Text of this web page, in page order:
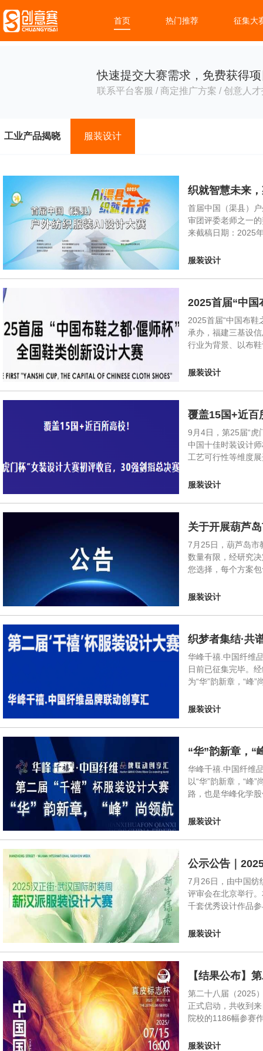
首页 热门推荐 征集大
快速提交大赛需求，免费获得
联系平台客服 / 商定推广方案 / 创意人
工业产品揭晓 服装设计
织就智慧未来
首届中国（渠县）
审团评委老师之一
来截稿日期：2025
服装设计
2025首届“中国
2025首届“中国布鞋
承办，福建三基设
行业为背景、以布
服装设计
覆盖15国+近百
9月4日，第25届“虎
中国十佳时装设计
工艺可行性等维度
服装设计
关于开展葫芦
7月25日，葫芦岛市
数量有限，经研究
您选择，每个方案
服装设计
织梦者集结·共
华峰千禧.中国纤维
日前已征集完毕。
为“华”韵新章，“峰
服装设计
“华”韵新章，“
华峰千禧.中国纤维
以“华”韵新章，“峰
路，也是华峰化学
服装设计
公示公告｜
7月26日，由中国纺
评审会在北京举行
千套优秀设计作品
服装设计
【结果公布】
第二十八届（2025
正式启动，共收到
院校的1186幅参赛
服装设计